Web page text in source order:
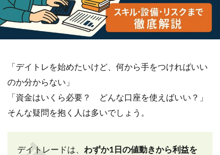
「デイトレを始めたいけど、何から手をつければいい
のか分からない」
「資金はいくら必要？ どんな口座を使えばいい？」
そんな疑問を抱く人は多いでしょう。
デイトレードは、 わずか1日の値動きから利益を